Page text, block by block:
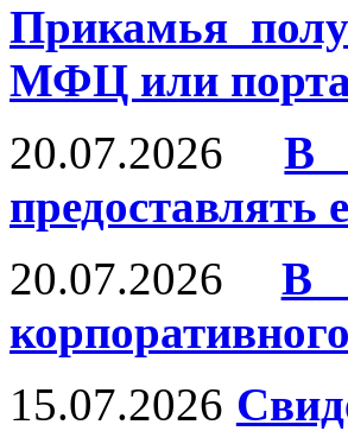
Прикамья
МФЦ или
20.07.2026
В
предоставлять
20.07.2026
В
15.07.2026